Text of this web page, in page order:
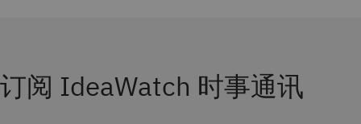
订阅 IdeaWatch 时事通讯